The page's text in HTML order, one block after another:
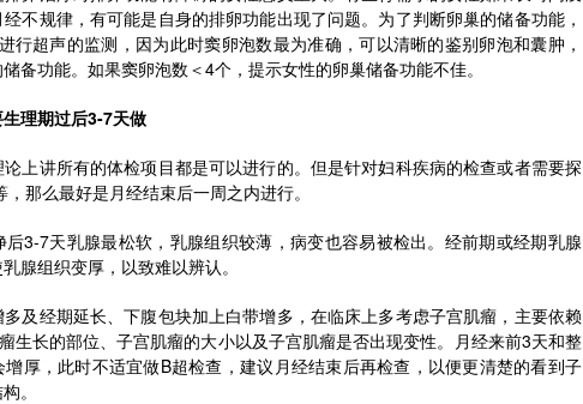
不规律，有可能是自身的排卵功能出现了问题。为了判断卵巢的储备功能，
行超声的监测，因为此时窦卵泡数最为准确，可以清晰的鉴别卵泡和囊肿，
备功能。如果窦卵泡数＜4个，提示女性的卵巢储备功能不佳。
理期过后3-7天做
上讲所有的体检项目都是可以进行的。但是针对妇科疾病的检查或者需要探
那么最好是月经结束后一周之内进行。
3-7天乳腺最松软，乳腺组织较薄，病变也容易被检出。经前期或经期乳腺
腺组织变厚，以致难以辨认。
及经期延长、下腹包块加上白带增多，在临床上多考虑子宫肌瘤，主要依赖
生长的部位、子宫肌瘤的大小以及子宫肌瘤是否出现变性。月经来前3天和整
厚，此时不适宜做B超检查，建议月经结束后再检查，以便更清楚的看到子
。